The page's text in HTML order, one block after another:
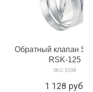
Обратный клапан
RSK-125
SKU:5598
1 128 руб.